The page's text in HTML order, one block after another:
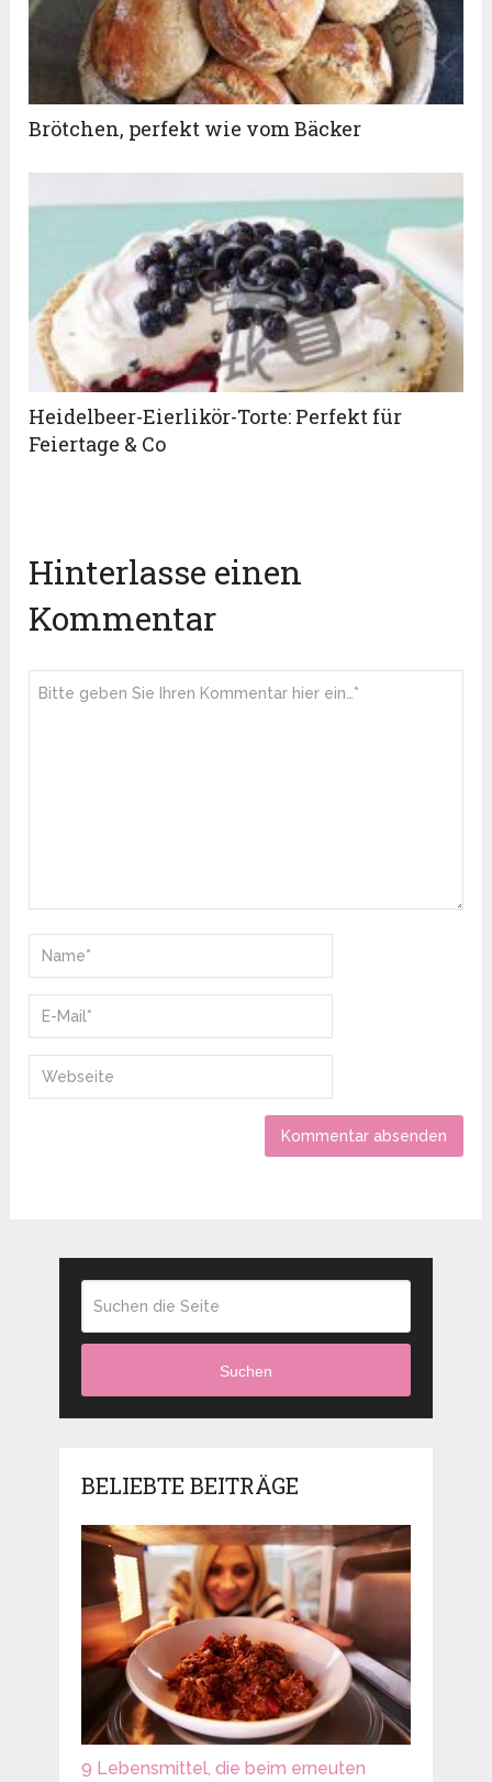
Brötchen, perfekt wie vom Bäcker
Heidelbeer-Eierlikör-Torte: Perfekt für
Feiertage & Co
Hinterlasse einen
Kommentar
Suchen
BELIEBTE BEITRÄGE
9 Lebensmittel, die beim erneuten